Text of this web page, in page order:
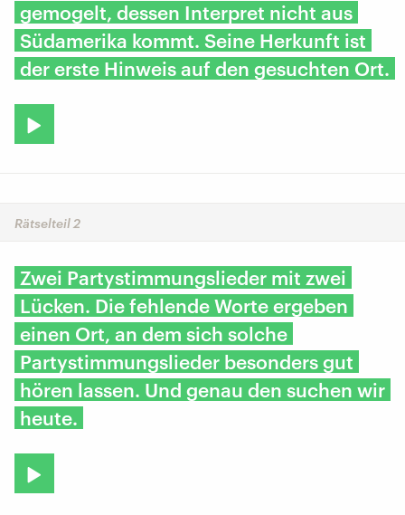
gemogelt, dessen Interpret nicht aus
Südamerika kommt. Seine Herkunft ist
der erste Hinweis auf den gesuchten Ort.
Rätselteil 2
Zwei Partystimmungslieder mit zwei
Lücken. Die fehlende Worte ergeben
einen Ort, an dem sich solche
Partystimmungslieder besonders gut
hören lassen. Und genau den suchen wir
heute.